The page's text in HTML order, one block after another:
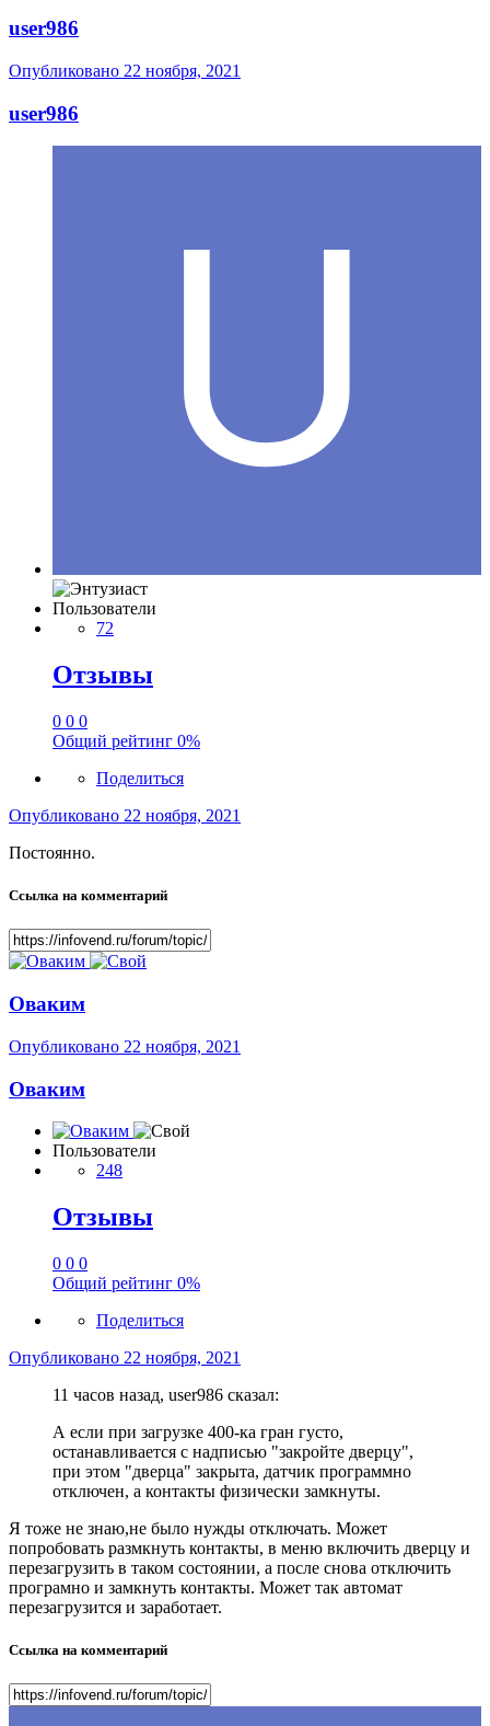
user986
Опубликовано 22 ноября, 2021
user986
Пользователи
72
Отзывы
0 0 0
Общий рейтинг 0%
Поделиться
Опубликовано 22 ноября, 2021
Постоянно.
Ссылка на комментарий
Оваким
Опубликовано 22 ноября, 2021
Оваким
Пользователи
248
Отзывы
0 0 0
Общий рейтинг 0%
Поделиться
Опубликовано 22 ноября, 2021
11 часов назад, user986 сказал:
А если при загрузке 400-ка гран густо,
останавливается с надписью "закройте дверцу",
при этом "дверца" закрыта, датчик программно
отключен, а контакты физически замкнуты.
Я тоже не знаю,не было нужды отключать. Может
попробовать размкнуть контакты, в меню включить дверцу и
перезагрузить в таком состоянии, а после снова отключить
програмно и замкнуть контакты. Может так автомат
перезагрузится и заработает.
Ссылка на комментарий